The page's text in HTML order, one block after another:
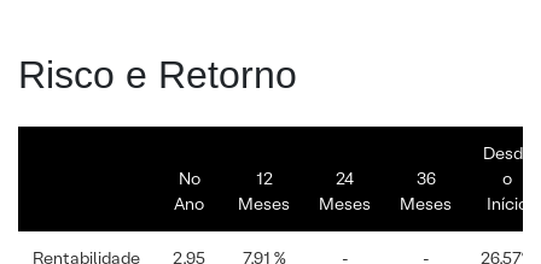
Risco e Retorno
No
Ano
12
Meses
24
Meses
36
Meses
Desde
o
Início
Rentabilidade
2,95
7,91 % - - 26,57%